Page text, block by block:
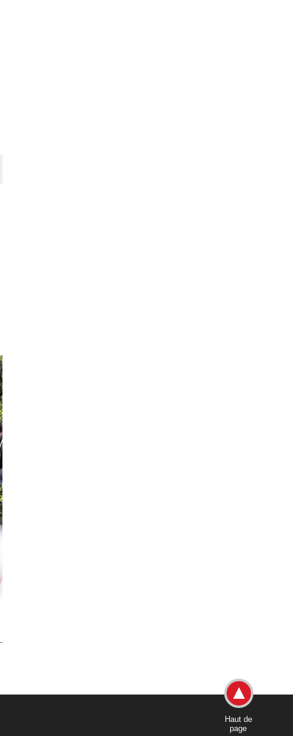
Haut de
page